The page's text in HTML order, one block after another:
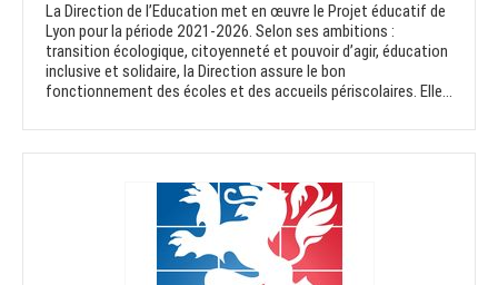
La Direction de l’Education met en œuvre le Projet éducatif de
Lyon pour la période 2021-2026. Selon ses ambitions :
transition écologique, citoyenneté et pouvoir d’agir, éducation
inclusive et solidaire, la Direction assure le bon
fonctionnement des écoles et des accueils périscolaires. Elle...